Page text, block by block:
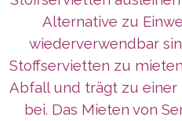
Alternative zu
wiederverwendbar
Stoffservietten zu
Abfall und trägt zu
bei. Das Mieten von